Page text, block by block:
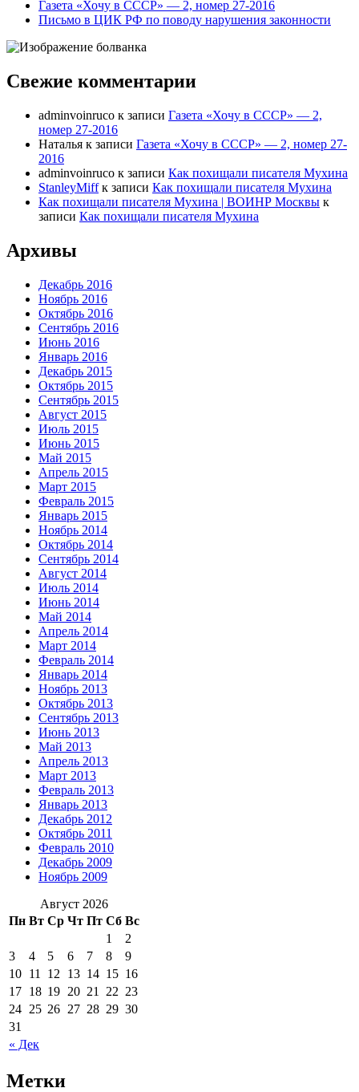
Газета «Хочу в СССР» — 2, номер 27-2016
Письмо в ЦИК РФ по поводу нарушения законности
Свежие комментарии
adminvoinruco к записи Газета «Хочу в СССР» — 2,
номер 27-2016
Наталья к записи Газета «Хочу в СССР» — 2, номер 27-
2016
adminvoinruco к записи Как похищали писателя Мухина
StanleyMiffк записи Как похищали писателя Мухина
Как похищали писателя Мухина | ВОИНР Москвы к
записи Как похищали писателя Мухина
Архивы
Декабрь 2016
Ноябрь 2016
Октябрь 2016
Сентябрь 2016
Июнь 2016
Январь 2016
Декабрь 2015
Октябрь 2015
Сентябрь 2015
Август 2015
Июль 2015
Июнь 2015
Май 2015
Апрель 2015
Март 2015
Февраль 2015
Январь 2015
Ноябрь 2014
Октябрь 2014
Сентябрь 2014
Август 2014
Июль 2014
Июнь 2014
Май 2014
Апрель 2014
Март 2014
Февраль 2014
Январь 2014
Ноябрь 2013
Октябрь 2013
Сентябрь 2013
Июнь 2013
Май 2013
Апрель 2013
Март 2013
Февраль 2013
Январь 2013
Декабрь 2012
Октябрь 2011
Февраль 2010
Декабрь 2009
Ноябрь 2009
Август 2026
Пн Вт Ср Чт Пт Сб Вс
« Дек
1
2
3
4 5 6 7 8
9
10 11 12 13 14 15 16
17 18 19 20 21 22 23
24 25 26 27 28 29 30
31
Метки